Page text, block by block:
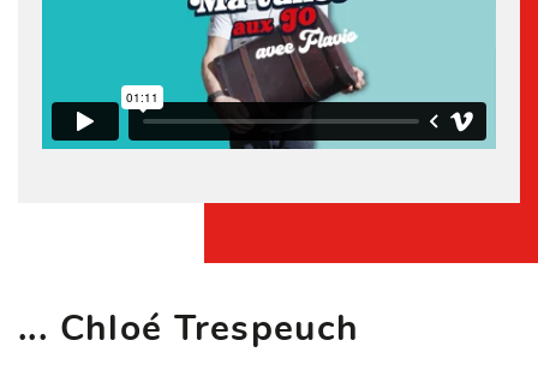
... Chloé Trespeuch